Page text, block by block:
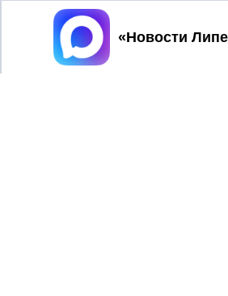
Принять